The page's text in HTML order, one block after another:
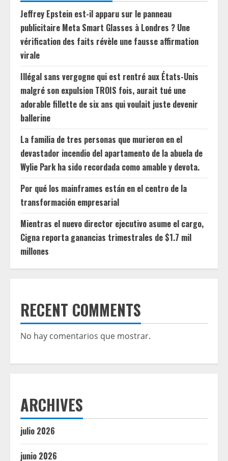
Jeffrey Epstein est-il apparu sur le panneau
publicitaire Meta Smart Glasses à Londres ? Une
vérification des faits révèle une fausse affirmation
virale
Illégal sans vergogne qui est rentré aux États-Unis
malgré son expulsion TROIS fois, aurait tué une
adorable fillette de six ans qui voulait juste devenir
ballerine
La familia de tres personas que murieron en el
devastador incendio del apartamento de la abuela de
Wylie Park ha sido recordada como amable y devota.
Por qué los mainframes están en el centro de la
transformación empresarial
Mientras el nuevo director ejecutivo asume el cargo,
Cigna reporta ganancias trimestrales de $1.7 mil
millones
RECENT COMMENTS
No hay comentarios que mostrar.
ARCHIVES
julio 2026
junio 2026